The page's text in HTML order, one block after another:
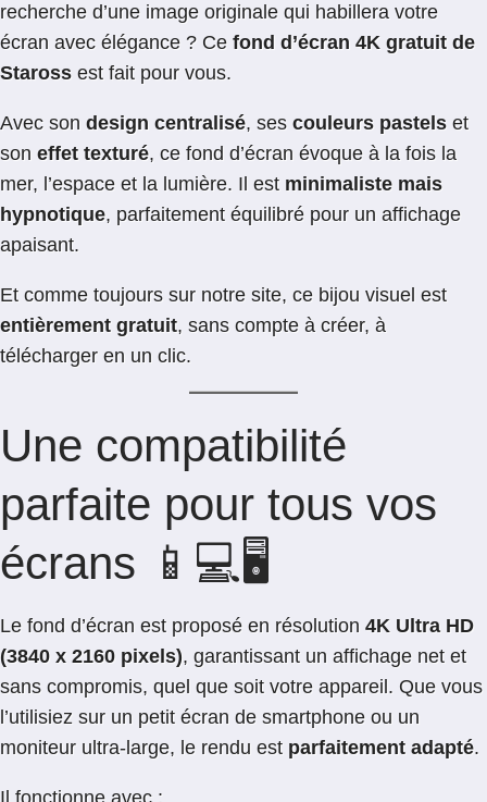
recherche d’une image originale qui habillera votre
écran avec élégance ? Ce fond d’écran 4K gratuit de
Staross est fait pour vous.
Avec son design centralisé, ses couleurs pastels et
son effet texturé, ce fond d’écran évoque à la fois la
mer, l’espace et la lumière. Il est minimaliste mais
hypnotique, parfaitement équilibré pour un affichage
apaisant.
Et comme toujours sur notre site, ce bijou visuel est
entièrement gratuit, sans compte à créer, à
télécharger en un clic.
Une compatibilité
parfaite pour tous vos
écrans 📱💻🖥️
Le fond d’écran est proposé en résolution 4K Ultra HD
(3840 x 2160 pixels), garantissant un affichage net et
sans compromis, quel que soit votre appareil. Que vous
l’utilisiez sur un petit écran de smartphone ou un
moniteur ultra-large, le rendu est parfaitement adapté.